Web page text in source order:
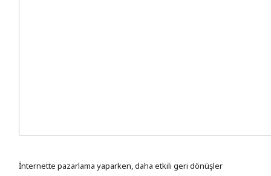
İnternette pazarlama yaparken, daha etkili geri dönüşler